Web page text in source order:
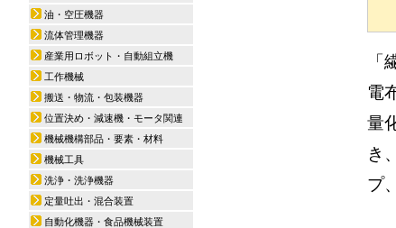
電
量
き
プ
油・空圧機器
流体管理機器
産業用ロボット・自動組立機
工作機械
搬送・物流・包装機器
位置決め・減速機・モータ関連
機械機構部品・要素・材料
機械工具
洗浄・洗浄機器
定量吐出・混合装置
自動化機器・食品機械装置